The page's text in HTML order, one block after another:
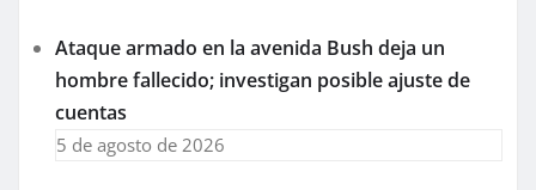
Ataque armado en la avenida Bush deja un
hombre fallecido; investigan posible ajuste de
cuentas
5 de agosto de 2026